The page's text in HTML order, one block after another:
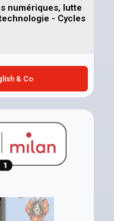
numériques, lutte
- Cycles
& Co